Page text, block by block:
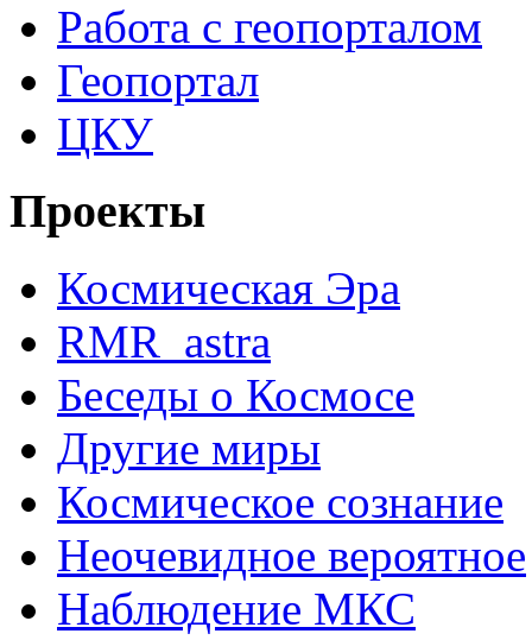
Работа с геопорталом
Геопортал
ЦКУ
Проекты
Космическая Эра
RMR_astra
Беседы о Космосе
Другие миры
Космическое сознание
Неочевидное вероятное
Наблюдение МКС